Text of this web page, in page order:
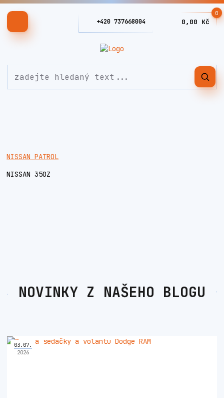
+420 737668004
0
0,00 Kč
NISSAN PATROL
NISSAN 350Z
NOVINKY Z NAŠEHO BLOGU
03. 07.
2026